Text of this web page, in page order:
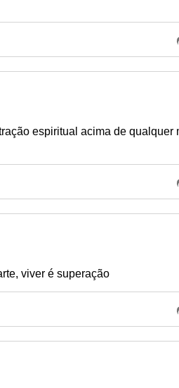
espiritual acima de qualquer
viver é superação